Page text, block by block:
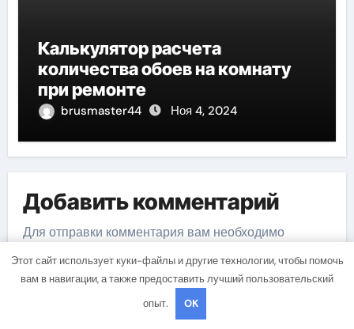
Калькулятор расчета
количества обоев на комнату
при ремонте
brusmaster44 Ноя 4, 2024
Добавить комментарий
Для отправки комментария вам необходимо
авторизоваться
Этот сайт использует куки-файлы и другие технологии, чтобы помочь
вам в навигации, а также предоставить лучший пользовательский
опыт.
OK